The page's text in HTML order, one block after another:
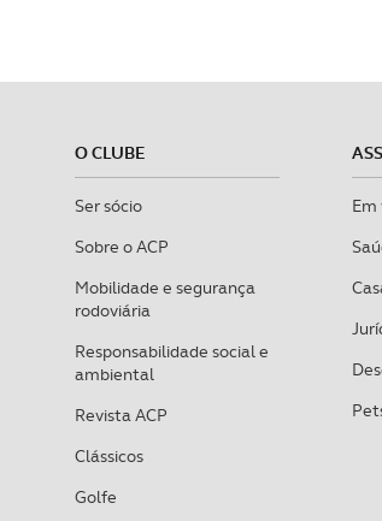
O CLUBE
Ser sócio
Sobre o ACP
Mobilidade e segurança
rodoviária
Responsabilidade social e
ambiental
Revista ACP
Clássicos
Golfe
Em